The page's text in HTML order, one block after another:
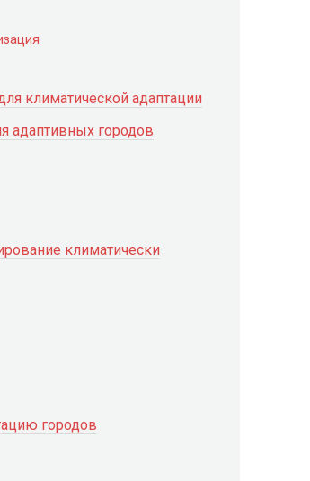
климатической адаптации
адаптивных городов
климатически
городов